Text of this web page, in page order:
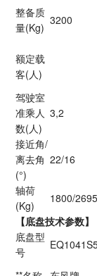
整备质
量(Kg)
3200
额定载
客(人)
驾驶室
准乘人
数(人)
3,2
接近角/
离去角
(°)
22/16
轴荷
(Kg)
1800/2695
【底盘技术参数】
底盘型
号